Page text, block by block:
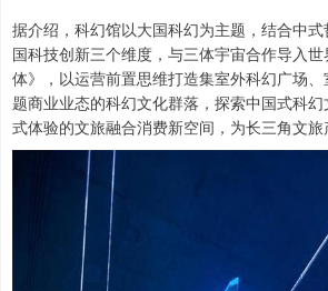
据介绍，科幻馆以大国科幻为主题，结合中
国科技创新三个维度，与三体宇宙合作导入
体》，以运营前置思维打造集室外科幻广场
题商业业态的科幻文化群落，探索中国式科
式体验的文旅融合消费新空间，为长三角文旅